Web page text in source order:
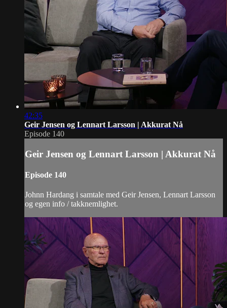
42:35
Geir Jensen og Lennart Larsson | Akkurat Nå
Episode 140
Geir Jensen og Lennart Larsson | Akkurat Nå
Episode 140
Johnn Hardang i samtale med Geir Jensen, Lennart Larsson
og egen info / takknemlighet.